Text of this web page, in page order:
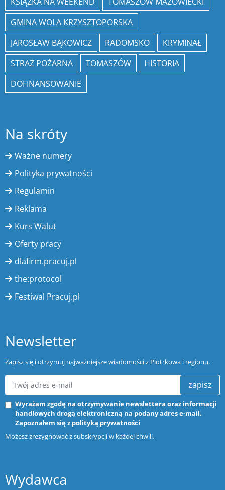
GMINA WOLA KRZYSZTOPORSKA
JAROSŁAW BĄKOWICZ
RADOMSKO
KRYMINAŁ
STRAŻ POŻARNA
TOMASZÓW
HISTORIA
DOFINANSOWANIE
Na skróty
Ważne numery
Polityka prywatności
Regulamin
Reklama
Kurs Walut
Oferty pracy
dlafirm.pracuj.pl
the:protocol
Festiwal Pracuj.pl
Newsletter
Zapisz się i otrzymuj najważniejsze wiadomości z Piotrkowa i regionu.
zapisz
Wyrażam zgodę na otrzymywanie newslettera oraz informacji
handlowych drogą elektroniczną na podany adres e-mail.
Zapoznałem się z polityką prywatności
Możesz zrezygnować z subskrypcji w każdej chwili.
Wydawca